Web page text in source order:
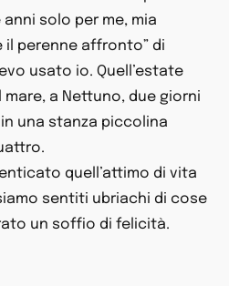
solo per me, mia
il perenne affronto” di
usato io. Quell’estate
a Nettuno, due giorni
una stanza piccolina
quell’attimo di vita
sentiti ubriachi di cose
un soffio di felicità.